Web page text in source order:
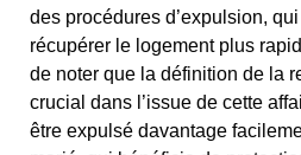
des procédures d’expulsion,
récupérer le logement plus
de noter que la définition de la
crucial dans l’issue de cette
être expulsé davantage